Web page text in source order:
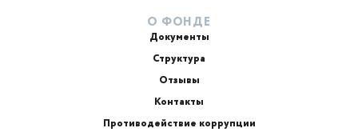
О ФОНДЕ
Документы
Структура
Отзывы
Контакты
Противодействие коррупции